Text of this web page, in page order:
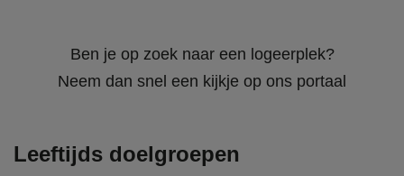
Ben je op zoek naar een logeerplek?
Neem dan snel een kijkje op ons portaal
Leeftijds doelgroepen